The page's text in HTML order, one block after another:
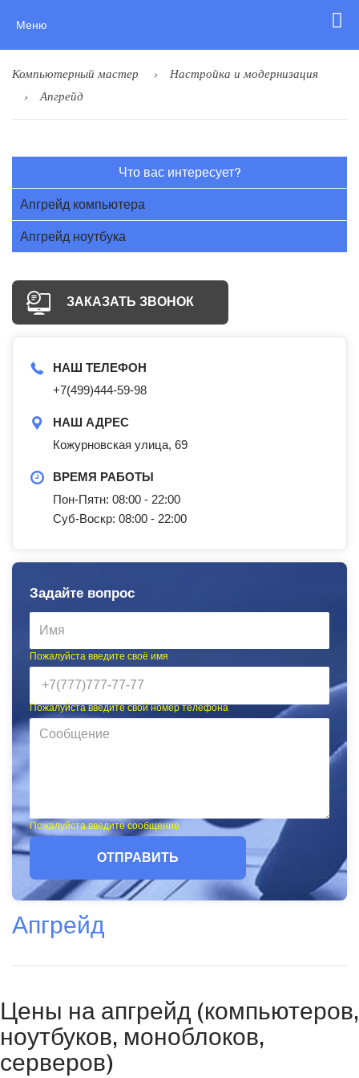
Меню
Компьютерный мастер
Настройка и модернизация
Апгрейд
Что вас интересует?
Апгрейд компьютера
Апгрейд ноутбука
ЗАКАЗАТЬ ЗВОНОК
НАШ ТЕЛЕФОН
+7(499)444-59-98
НАШ АДРЕС
Кожурновская улица, 69
ВРЕМЯ РАБОТЫ
Пон-Пятн: 08:00 - 22:00
Суб-Воскр: 08:00 - 22:00
Задайте вопрос
Пожалуйста введите своё имя
Пожалуйста введите свой номер телефона
Пожалуйста введите сообщение
ОТПРАВИТЬ
Апгрейд
Цены на апгрейд (компьютеров,
ноутбуков, моноблоков,
серверов)